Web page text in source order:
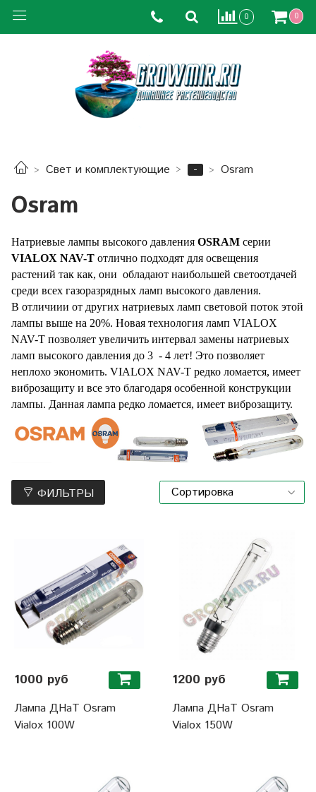
0 0
Свет и комплектующие - Osram
Osram
Натриевые лампы высокого давления OSRAM серии
VIALOX NAV-T отлично подходят для освещения
растений так как, они обладают наибольшей светоотдачей
среди всех газоразрядных ламп высокого давления.
В отличиии от других натриевых ламп световой поток этой
лампы выше на 20%. Новая технология ламп VIALOX
NAV-T позволяет увеличить интервал замены натриевых
ламп высокого давления до 3 - 4 лет! Это позволяет
неплохо экономить. VIALOX NAV-T редко ломается, имеет
виброзащиту и все это благодаря особенной конструкции
лампы. Данная лампа редко ломается, имеет виброзащиту.
ФИЛЬТРЫ
1000 руб
Лампа ДНаТ Osram
Vialox 100W
1200 руб
Лампа ДНаТ Osram
Vialox 150W